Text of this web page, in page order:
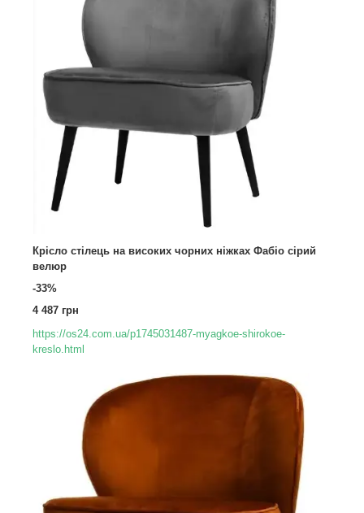
Крісло стілець на високих чорних ніжках Фабіо сірий
велюр
-33%
4 487 грн
https://os24.com.ua/p1745031487-myagkoe-shirokoe-
kreslo.html